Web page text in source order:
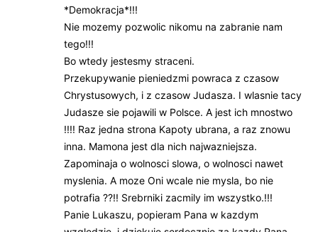
*Demokracja*!!!
Nie mozemy pozwolic nikomu na zabranie nam
tego!!!
Bo wtedy jestesmy straceni.
Przekupywanie pieniedzmi powraca z czasow
Chrystusowych, i z czasow Judasza. I wlasnie tacy
Judasze sie pojawili w Polsce. A jest ich mnostwo
!!!! Raz jedna strona Kapoty ubrana, a raz znowu
inna. Mamona jest dla nich najwazniejsza.
Zapominaja o wolnosci slowa, o wolnosci nawet
myslenia. A moze Oni wcale nie mysla, bo nie
potrafia ??!! Srebrniki zacmily im wszystko.!!!
Panie Lukaszu, popieram Pana w kazdym